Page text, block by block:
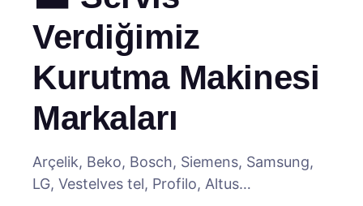
Verdiğimiz
Kurutma Makinesi
Markaları
Arçelik, Beko, Bosch, Siemens, Samsung,
LG, Vestelves tel, Profilo, Altus…